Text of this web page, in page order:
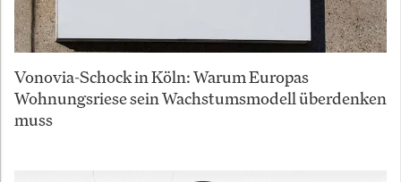
Vonovia-Schock in Köln: Warum Europas
Wohnungsriese sein Wachstumsmodell überdenken
muss